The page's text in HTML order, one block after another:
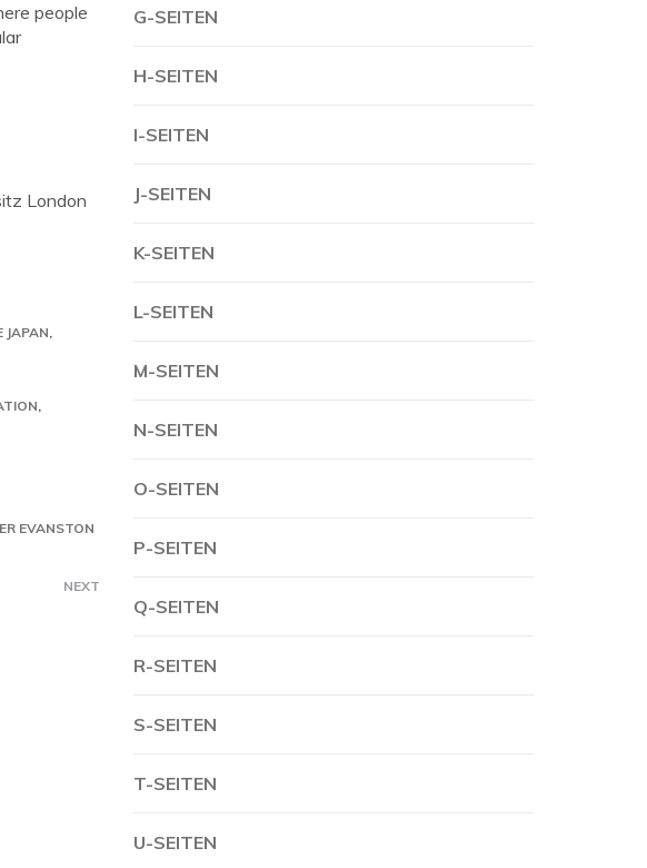
people
London
JAPAN
EVANSTON
NEXT
G-SEITEN
H-SEITEN
I-SEITEN
J-SEITEN
K-SEITEN
L-SEITEN
M-SEITEN
N-SEITEN
O-SEITEN
P-SEITEN
Q-SEITEN
R-SEITEN
S-SEITEN
T-SEITEN
U-SEITEN